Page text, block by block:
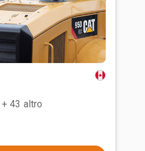
+ 43 altro